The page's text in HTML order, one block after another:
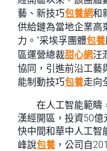
藝、新技巧包養網和
供給鏈為當地企業高
力。”采埃孚團體包養
區運營總裁甜心網汪
協同，引進前沿工藝
能制動技巧包養走向
在人工智能範疇
漢經開區，投資50億
快中間和華中人工智
峰說包養 ，公司自